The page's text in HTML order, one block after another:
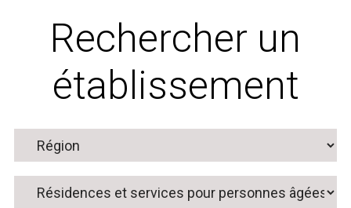
Rechercher un
établissement